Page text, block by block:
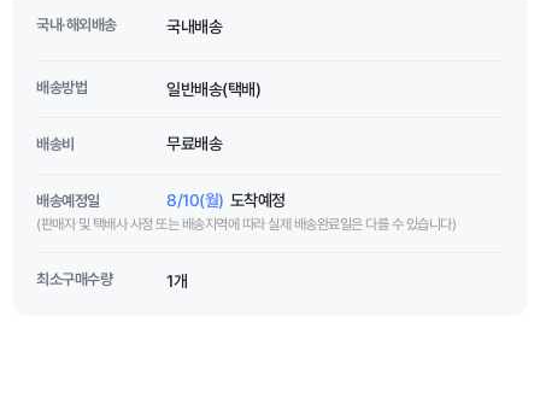
국내·해외배송 국내배송
배송방법 일반배송(택배)
배송비 무료배송
배송예정일 8/10(월) 도착예정
(판매자 및 택배사 사정 또는 배송지역에 따라 실제 배송완료일은 다를 수 있습니다)
최소구매수량 1개